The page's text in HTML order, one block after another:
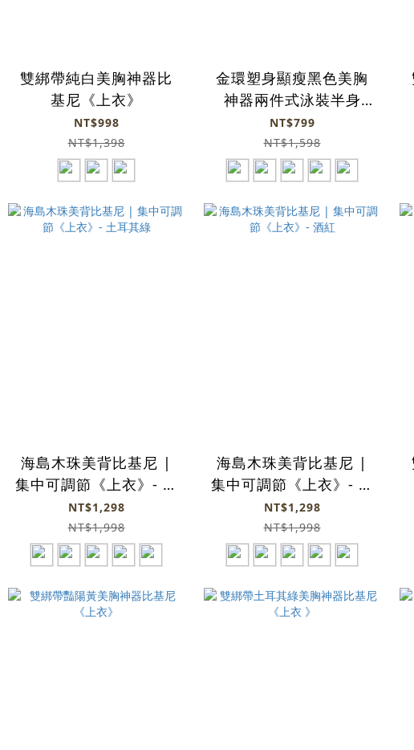
雙綁帶純白美胸神器比
基尼《上衣》
NT$998
NT$1,398
金環塑身顯瘦黑色美胸
神器兩件式泳裝半身
《上衣》
NT$799
NT$1,598
海島木珠美背比基尼 |
集中可調節《上衣》- 土
耳其綠
NT$1,298
NT$1,998
海島木珠美背比基尼 |
集中可調節《上衣》- 酒
紅
NT$1,298
NT$1,998